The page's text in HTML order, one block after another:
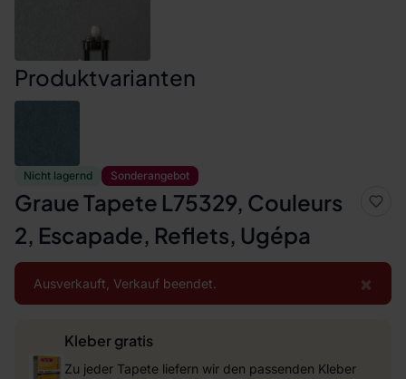
Nicht lagernd Sonderangebot
Graue Tapete L75329, Couleurs
2, Escapade, Reflets, Ugépa
×
Ausverkauft, Verkauf beendet.
Kleber gratis
Zu jeder Tapete liefern wir den passenden Kleber
Produktvarianten